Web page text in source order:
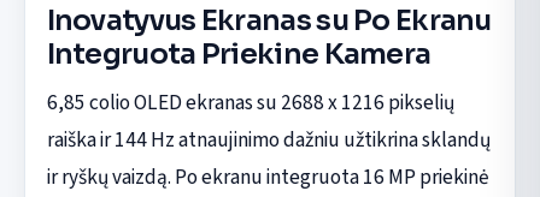
Inovatyvus Ekranas su Po Ekranu
Integruota Priekine Kamera
6,85 colio OLED ekranas su 2688 x 1216 pikselių
raiška ir 144 Hz atnaujinimo dažniu užtikrina sklandų
ir ryškų vaizdą. Po ekranu integruota 16 MP priekinė